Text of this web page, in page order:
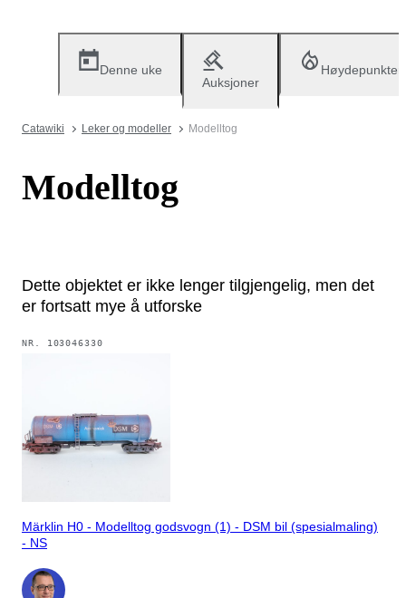
Denne uke
Auksjoner
Høydepunkter
Catawiki Leker og modeller Modelltog
Modelltog
Dette objektet er ikke lenger tilgjengelig, men det
er fortsatt mye å utforske
NR. 103046330
Märklin H0 - Modelltog godsvogn (1) - DSM bil (spesialmaling)
- NS